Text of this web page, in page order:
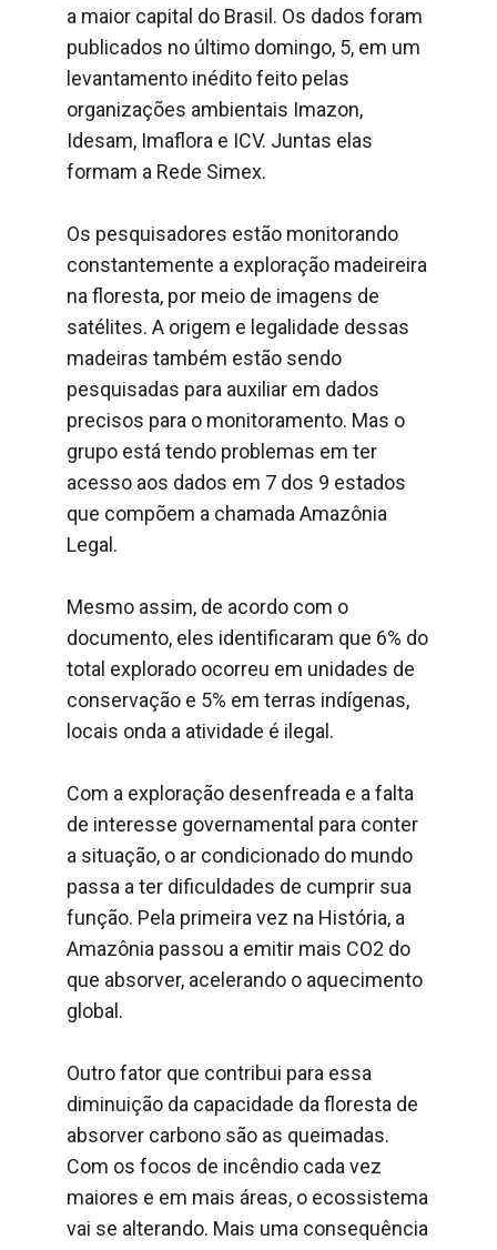
a maior capital do Brasil. Os dados foram
publicados no último domingo, 5, em um
levantamento inédito feito pelas
organizações ambientais Imazon,
Idesam, Imaflora e ICV. Juntas elas
formam a Rede Simex.
Os pesquisadores estão monitorando
constantemente a exploração madeireira
na floresta, por meio de imagens de
satélites. A origem e legalidade dessas
madeiras também estão sendo
pesquisadas para auxiliar em dados
precisos para o monitoramento. Mas o
grupo está tendo problemas em ter
acesso aos dados em 7 dos 9 estados
que compõem a chamada Amazônia
Legal.
Mesmo assim, de acordo com o
documento, eles identificaram que 6% do
total explorado ocorreu em unidades de
conservação e 5% em terras indígenas,
locais onda a atividade é ilegal.
Com a exploração desenfreada e a falta
de interesse governamental para conter
a situação, o ar condicionado do mundo
passa a ter dificuldades de cumprir sua
função. Pela primeira vez na História, a
Amazônia passou a emitir mais CO2 do
que absorver, acelerando o aquecimento
global.
Outro fator que contribui para essa
diminuição da capacidade da floresta de
absorver carbono são as queimadas.
Com os focos de incêndio cada vez
maiores e em mais áreas, o ecossistema
vai se alterando. Mais uma consequência